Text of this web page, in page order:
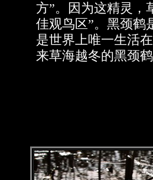
方”。因为这精灵，
佳观鸟区”。黑颈鹤
是世界上唯一生活
来草海越冬的黑颈鹤